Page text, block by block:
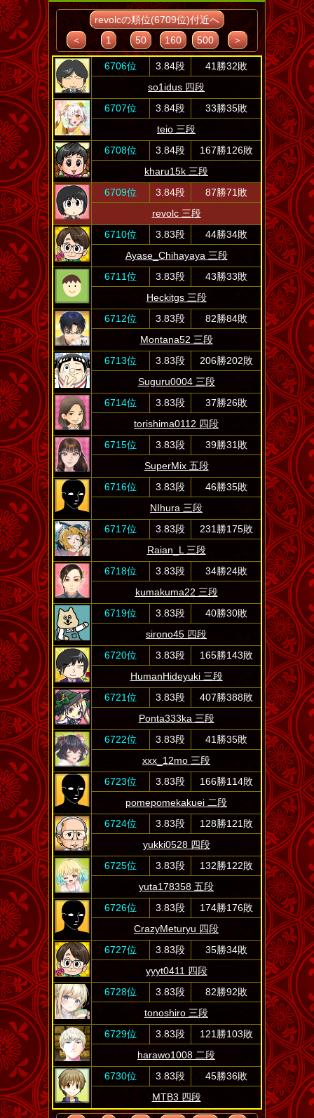
revolcの順位(6709位)付近へ
＜
1 50 160 500 ＞
6706位 3.84段
41勝32敗
so1idus 四段
6707位
3.84段
33勝35敗
teio 三段
6708位
3.84段
167勝126敗
kharu15k 三段
6709位
3.84段
87勝71敗
revolc 三段
6710位
3.83段
44勝34敗
Ayase_Chihayaya 三段
6711位
3.83段
43勝33敗
Heckitgs 三段
6712位
3.83段
82勝84敗
Montana52 三段
6713位
3.83段
206勝202敗
Suguru0004 三段
6714位
3.83段
37勝26敗
torishima0112 四段
6715位
3.83段
39勝31敗
SuperMix 五段
6716位
3.83段
46勝35敗
NIhura 三段
6717位
3.83段
231勝175敗
Raian_L 三段
6718位
3.83段
34勝24敗
kumakuma22 三段
6719位
3.83段
40勝30敗
sirono45 四段
6720位
3.83段
165勝143敗
HumanHideyuki 三段
6721位
3.83段
407勝388敗
Ponta333ka 三段
6722位
3.83段
41勝35敗
xxx_12mo 三段
6723位
3.83段
166勝114敗
pomepomekakuei 二段
6724位
3.83段
128勝121敗
yukki0528 四段
6725位
3.83段
132勝122敗
yuta178358 五段
6726位
3.83段
174勝176敗
CrazyMeturyu 四段
6727位
3.83段
35勝34敗
yyyt0411 四段
6728位
3.83段
82勝92敗
tonoshiro 三段
6729位
3.83段
121勝103敗
harawo1008 二段
6730位
3.83段
45勝36敗
MTB3 四段